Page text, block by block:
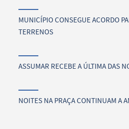
MUNICÍPIO CONSEGUE ACORDO
TERRENOS
ASSUMAR RECEBE A ÚLTIMA DAS
NOITES NA PRAÇA CONTINUAM A